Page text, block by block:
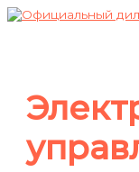
Перейти
к
меню